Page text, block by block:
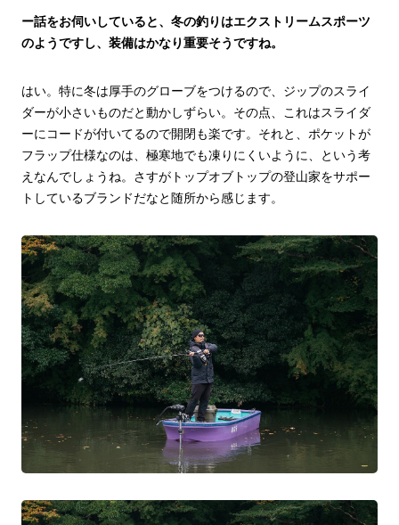
ー話をお伺いしていると、冬の釣りはエクストリームスポーツ
のようですし、装備はかなり重要そうですね。
はい。特に冬は厚手のグローブをつけるので、ジップのスライ
ダーが小さいものだと動かしずらい。その点、これはスライダ
ーにコードが付いてるので開閉も楽です。それと、ポケットが
フラップ仕様なのは、極寒地でも凍りにくいように、という考
えなんでしょうね。さすがトップオブトップの登山家をサポー
トしているブランドだなと随所から感じます。